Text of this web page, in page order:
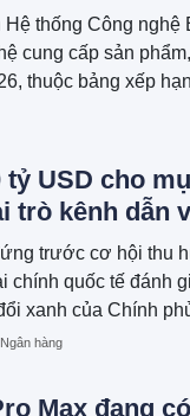
Hệ thống Công
cung cấp sản
thuộc bảng xếp
phần Báo cáo Đánh
tỷ USD cho
trò kênh dẫn
trước cơ hội thu
chính quốc tế đánh
xanh của Chính
phục vụ mục tiêu
sẽ giữ vai trò kênh
hàng
Max đang